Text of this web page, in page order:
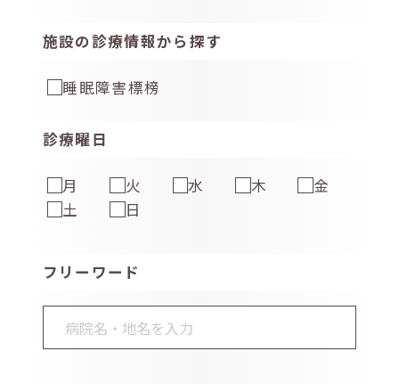
施設の診療情報から探す
睡眠障害標榜
診療曜日
月 火 水 木
金
土
日
フリーワード